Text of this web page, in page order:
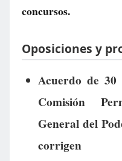
concursos.
Oposiciones y
Acuerdo de
Comisión
General del
corrigen